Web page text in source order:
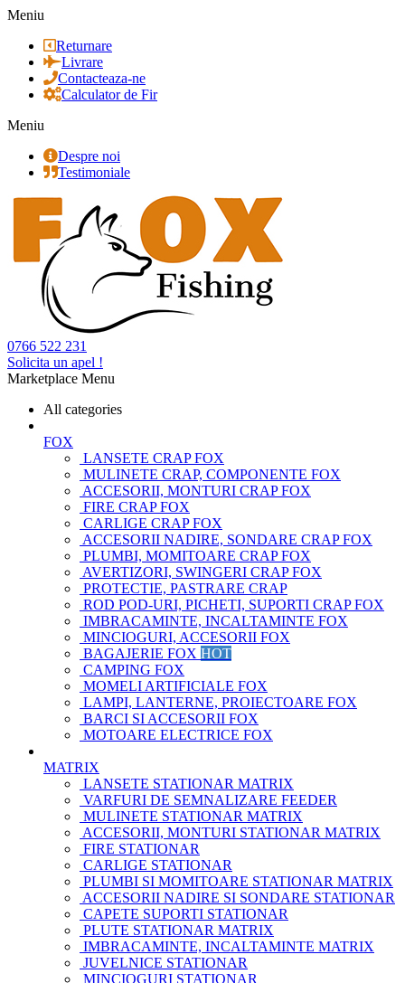
Meniu
Returnare
Livrare
Contacteaza-ne
Calculator de Fir
Meniu
Despre noi
Testimoniale
0766 522 231
Solicita un apel !
Marketplace Menu
All categories
FOX
LANSETE CRAP FOX
MULINETE CRAP, COMPONENTE FOX
ACCESORII, MONTURI CRAP FOX
FIRE CRAP FOX
CARLIGE CRAP FOX
ACCESORII NADIRE, SONDARE CRAP FOX
PLUMBI, MOMITOARE CRAP FOX
AVERTIZORI, SWINGERI CRAP FOX
PROTECTIE, PASTRARE CRAP
ROD POD-URI, PICHETI, SUPORTI CRAP FOX
IMBRACAMINTE, INCALTAMINTE FOX
MINCIOGURI, ACCESORII FOX
BAGAJERIE FOX HOT
CAMPING FOX
MOMELI ARTIFICIALE FOX
LAMPI, LANTERNE, PROIECTOARE FOX
BARCI SI ACCESORII FOX
MOTOARE ELECTRICE FOX
MATRIX
LANSETE STATIONAR MATRIX
VARFURI DE SEMNALIZARE FEEDER
MULINETE STATIONAR MATRIX
ACCESORII, MONTURI STATIONAR MATRIX
FIRE STATIONAR
CARLIGE STATIONAR
PLUMBI SI MOMITOARE STATIONAR MATRIX
ACCESORII NADIRE SI SONDARE STATIONAR
CAPETE SUPORTI STATIONAR
PLUTE STATIONAR MATRIX
IMBRACAMINTE, INCALTAMINTE MATRIX
JUVELNICE STATIONAR
MINCIOGURI STATIONAR